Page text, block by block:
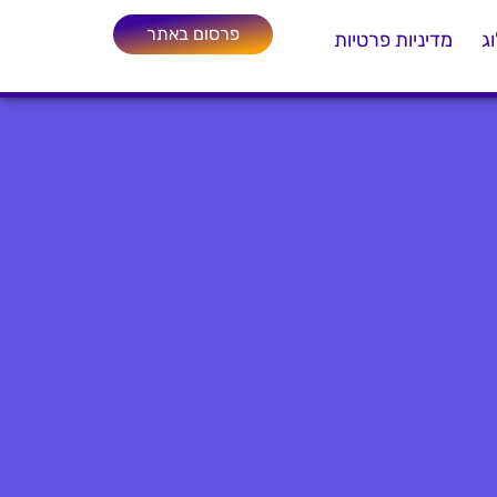
מדיניות פרטיות פרסום באתר